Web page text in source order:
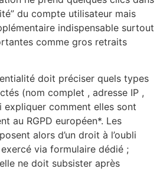
du compte utilisateur mais
indispensable surtout
comme gros retraits
doit préciser quels types
(nom complet , adresse IP ,
expliquer comment elles sont
au RGPD européen*. Les
alors d’un droit à l’oubli
via formulaire dédié ;
ne doit subsister après